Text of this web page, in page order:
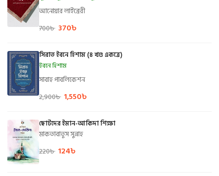
আনোয়ার লাইব্রেরী
700৳ 370৳
সিরাত ইবনে হিশাম (৪ খণ্ড একত্রে)
ইবনে হিশাম
সাবাহ পাবলিকেশন
2,900৳ 1,550৳
ছোটদের ইমান-আকিদা শিক্ষা
মাকতাবাতুস সুন্নাহ
220৳ 124৳